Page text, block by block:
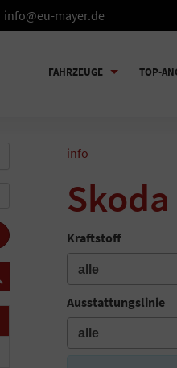
info@eu-mayer.de
FAHRZEUGE TOP-
info
Kraftstoff
Ausstattungslinie